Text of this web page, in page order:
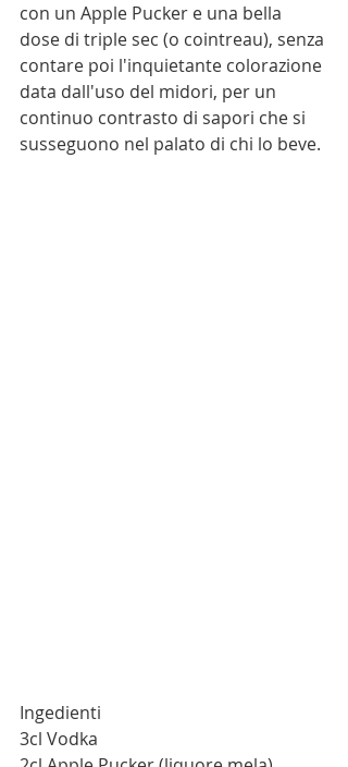
con un Apple Pucker e una bella
dose di triple sec (o cointreau), senza
contare poi l'inquietante colorazione
data dall'uso del midori, per un
continuo contrasto di sapori che si
susseguono nel palato di chi lo beve.
Ingedienti
3cl Vodka